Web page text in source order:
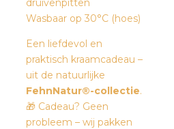
druivenpitten
Wasbaar op 30°C (hoes)
Een liefdevol en
praktisch kraamcadeau –
uit de natuurlijke
FehnNatur®-collectie.
🎁 Cadeau? Geen
probleem – wij pakken